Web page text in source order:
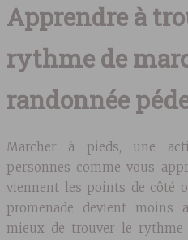
Apprendre à
rythme de
randonnée
Marcher à pieds, une
personnes comme vous
viennent les points de côté
promenade devient moins
mieux de trouver le